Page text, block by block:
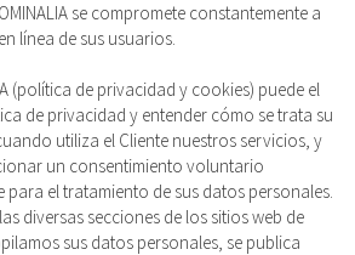
se compromete constantemente a
línea de sus usuarios.
(política de privacidad y cookies) puede el
de privacidad y entender cómo se trata su
utiliza el Cliente nuestros servicios, y
un consentimiento voluntario
el tratamiento de sus datos personales.
diversas secciones de los sitios web de
sus datos personales, se publica